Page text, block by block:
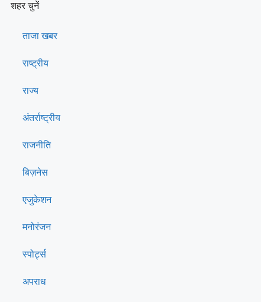
शहर चुनें
ताजा खबर
राष्ट्रीय
राज्य
अंतर्राष्ट्रीय
राजनीति
बिज़नेस
एजुकेशन
मनोरंजन
स्पोर्ट्स
अपराध